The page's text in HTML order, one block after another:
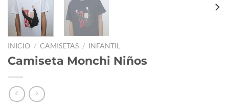
INICIO / CAMISETAS / INFANTIL
Camiseta Monchi Niños